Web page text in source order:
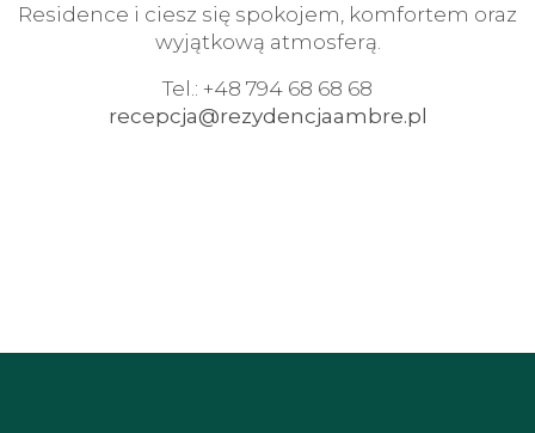
Residence i ciesz się spokojem, komfortem oraz
wyjątkową atmosferą.
Tel.: +48 794 68 68 68
recepcja@rezydencjaambre.pl